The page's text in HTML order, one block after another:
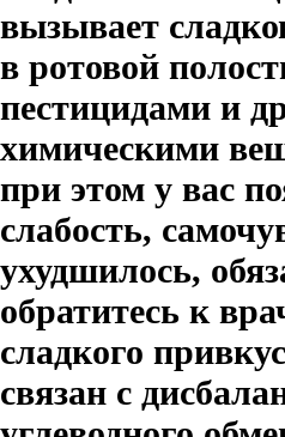
вызывает
в ротовой
пестицидами и
химическими
при этом у вас
слабость,
ухудшилось,
обратитесь к
сладкого
связан с